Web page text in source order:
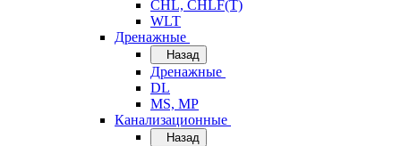
CHL, CHLF(T)
WLT
Дренажные
Назад
Дренажные
DL
MS, MP
Канализационные
Назад